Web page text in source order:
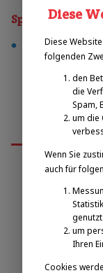
Sporty
tennis
Diese
Diese
folgenden
den
die
Spam,
um die
Wenn Sie
auch für
um
Ihren
Cookies